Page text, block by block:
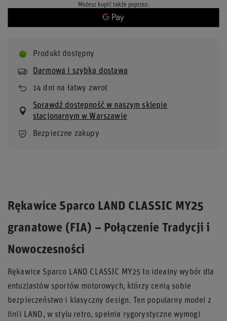
Możesz kupić także poprzez:
Produkt dostępny
Darmowa i szybka dostawa
14 dni na łatwy zwrot
Sprawdź dostępność w naszym sklepie
stacjonarnym w Warszawie
Bezpieczne zakupy
Rękawice Sparco LAND CLASSIC MY25
granatowe (FIA) – Połączenie Tradycji i
Nowoczesności
Rękawice Sparco LAND CLASSIC MY25 to idealny wybór dla
entuzjastów sportów motorowych, którzy cenią sobie
bezpieczeństwo i klasyczny design. Ten popularny model z
linii LAND, w stylu retro, spełnia rygorystyczne wymogi